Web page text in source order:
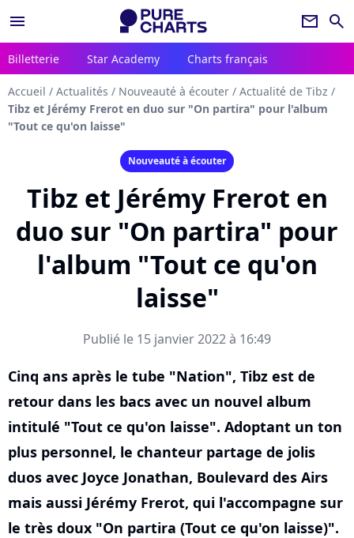
menu newsletter search
Billetterie Star Academy Charts français
Accueil / Actualités / Nouveauté à écouter / Actualité de Tibz /
Tibz et Jérémy Frerot en duo sur "On partira" pour l'album
"Tout ce qu'on laisse"
Nouveauté à écouter
Tibz et Jérémy Frerot en
duo sur "On partira" pour
l'album "Tout ce qu'on
laisse"
Publié le 15 janvier 2022 à 16:49
Cinq ans après le tube "Nation", Tibz est de
retour dans les bacs avec un nouvel album
intitulé "Tout ce qu'on laisse". Adoptant un ton
plus personnel, le chanteur partage de jolis
duos avec Joyce Jonathan, Boulevard des Airs
mais aussi Jérémy Frerot, qui l'accompagne sur
le très doux "On partira (Tout ce qu'on laisse)".